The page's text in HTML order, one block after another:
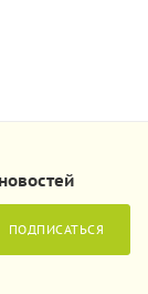
ПОДПИСАТЬСЯ